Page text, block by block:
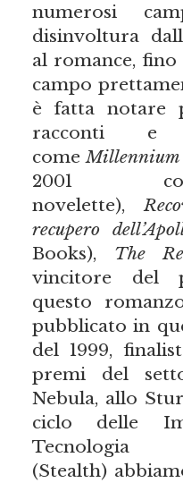
numerosi
disinvoltura
al romance,
campo
è fatta notare
racconti e
comeMillennium
2001
novelette),
recupero
Books), The
vincitore del
questo
pubblicato in
del 1999,
premi del
Nebula, allo
ciclo delle
Tecnologia
(Stealth)